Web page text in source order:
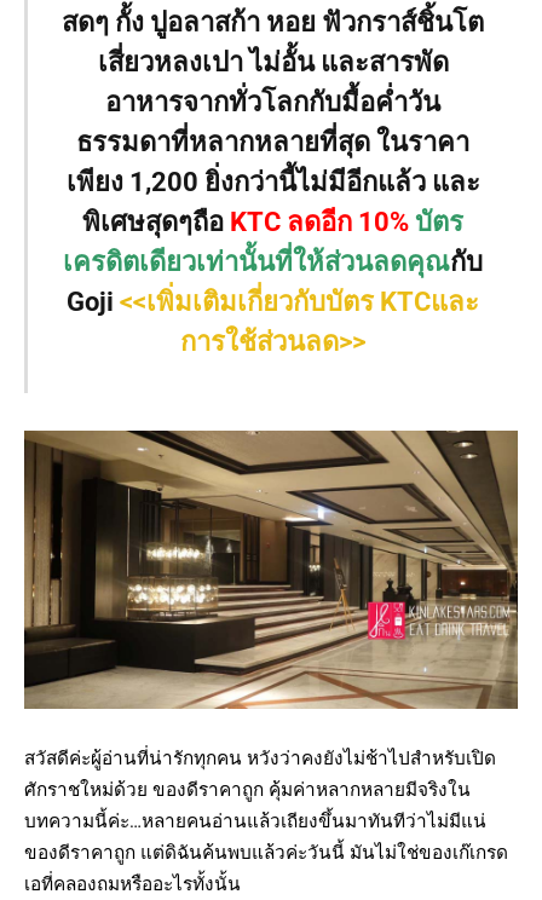
สดๆ กั้ง ปูอลาสก้า หอย ฟัวกราส์ชิ้นโต
เสี่ยวหลงเปา ไม่อั้น และสารพัด
อาหารจากทั่วโลกกับมื้อค่ำวัน
ธรรมดาที่หลากหลายที่สุด ในราคา
เพียง 1,200 ยิ่งกว่านี้ไม่มีอีกแล้ว และ
พิเศษสุดๆถือ KTC ลดอีก 10%บัตร
เครดิตเดียวเท่านั้นที่ให้ส่วนลดคุณกับ
Goji <<เพิ่มเติมเกี่ยวกับบัตร KTCและ
การใช้ส่วนลด>>
สวัสดีค่ะผู้อ่านที่น่ารักทุกคน หวังว่าคงยังไม่ช้าไปสำหรับเปิด
ศักราชใหม่ด้วย ของดีราคาถูก คุ้มค่าหลากหลายมีจริงใน
บทความนี้ค่ะ…หลายคนอ่านแล้วเถียงขึ้นมาทันทีว่าไม่มีแน่
ของดีราคาถูก แต่ดิฉันค้นพบแล้วค่ะวันนี้ มันไม่ใช่ของเก๊เกรด
เอที่คลองถมหรืออะไรทั้งนั้น